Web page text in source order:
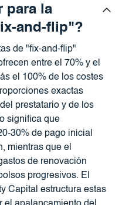
para la
and-flip"?
de "fix-and-flip"
entre el 70% y el
el 100% de los costes
exactas
prestatario y de los
significa que
30% de pago inicial
mientras que el
de renovación
progresivos. El
Capital estructura estas